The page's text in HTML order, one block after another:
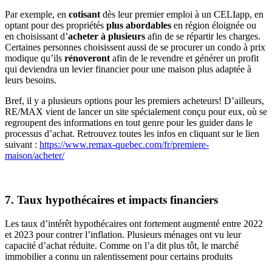
Par exemple, en cotisant dès leur premier emploi à un CELIapp, en
optant pour des propriétés plus abordables en région éloignée ou
en choisissant d’acheter à plusieurs afin de se répartir les charges.
Certaines personnes choisissent aussi de se procurer un condo à prix
modique qu’ils rénoveront afin de le revendre et générer un profit
qui deviendra un levier financier pour une maison plus adaptée à
leurs besoins.
Bref, il y a plusieurs options pour les premiers acheteurs! D’ailleurs,
RE/MAX vient de lancer un site spécialement conçu pour eux, où se
regroupent des informations en tout genre pour les guider dans le
processus d’achat. Retrouvez toutes les infos en cliquant sur le lien
suivant : https://www.remax-quebec.com/fr/premiere-
maison/acheter/
7. Taux hypothécaires et impacts financiers
Les taux d’intérêt hypothécaires ont fortement augmenté entre 2022
et 2023 pour contrer l’inflation. Plusieurs ménages ont vu leur
capacité d’achat réduite. Comme on l’a dit plus tôt, le marché
immobilier a connu un ralentissement pour certains produits